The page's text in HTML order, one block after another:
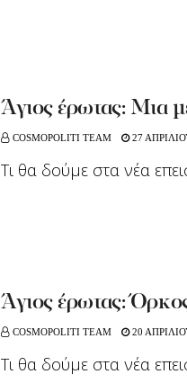
Άγιος έρωτας: Μια
COSMOPOLITI TEAM 27
Τι θα δούμε στα νέα
Άγιος έρωτας:
COSMOPOLITI TEAM 20
Τι θα δούμε στα νέα